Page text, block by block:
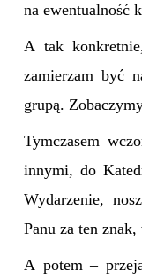
na ewentualność
A tak
zamierzam być
grupą.
Tymczasem
innymi, do
Wydarzenie,
Panu za ten
A potem –